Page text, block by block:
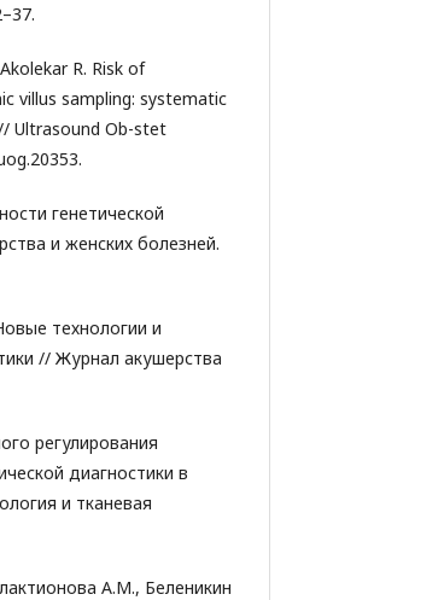
R. Risk of
villus sampling: systematic
Ultrasound Ob-stet
генетической
и женских болезней.
технологии и
// Журнал акушерства
регулирования
диагностики в
и тканевая
А.М., Беленикин